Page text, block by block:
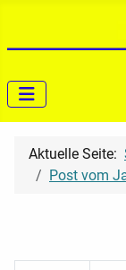
Aktuelle Seite:
Post vom